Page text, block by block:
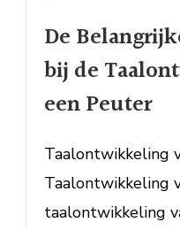
De
bij de
een Peuter
Taalontwikkeling
Taalontwikkeling
taalontwikkeling